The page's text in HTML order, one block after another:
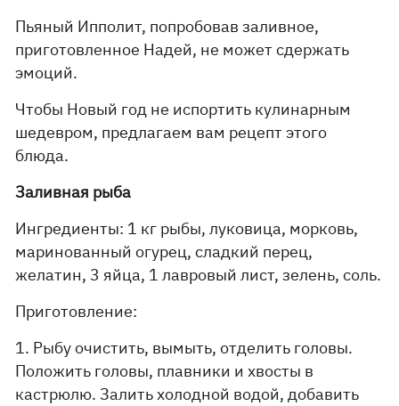
Пьяный Ипполит, попробовав заливное,
приготовленное Надей, не может сдержать
эмоций.
Чтобы Новый год не испортить кулинарным
шедевром, предлагаем вам рецепт этого
блюда.
Заливная рыба
Ингредиенты: 1 кг рыбы, луковица, морковь,
маринованный огурец, сладкий перец,
желатин, 3 яйца, 1 лавровый лист, зелень, соль.
Приготовление:
1. Рыбу очистить, вымыть, отделить головы.
Положить головы, плавники и хвосты в
кастрюлю. Залить холодной водой, добавить